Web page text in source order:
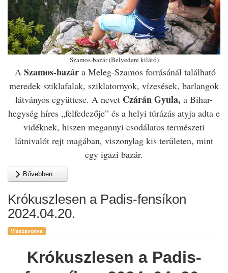
Szamos-bazár (Belvedere kilátó)
A Szamos-bazára Meleg-Szamos forrásánál található
meredek sziklafalak, sziklatornyok, vízesések, barlangok
látványos együttese. A nevet Czárán Gyula, a Bihar-
hegység híres „felfedezője” és a helyi túrázás atyja adta e
vidéknek, hiszen megannyi csodálatos természeti
látnivalót rejt magában, viszonylag kis területen, mint
egy igazi bazár.
Bővebben …
Krókuszlesen a Padis-fensíkon
2024.04.20.
Visszavonva
Krókuszlesen a Padis-